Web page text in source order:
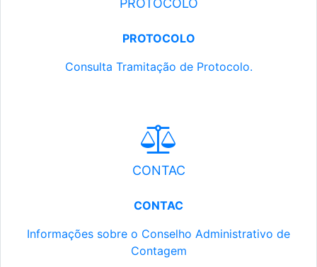
PROTOCOLO
PROTOCOLO
Consulta Tramitação de Protocolo.
CONTAC
CONTAC
Informações sobre o Conselho Administrativo de
Contagem